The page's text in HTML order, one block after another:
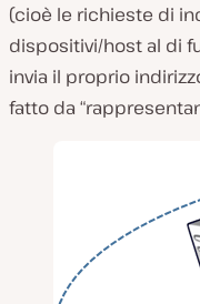
(cioè le richieste di
dispositivi/host al di
invia il proprio
fatto da